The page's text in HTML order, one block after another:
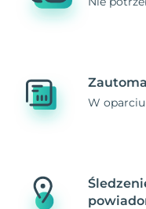
W oparciu